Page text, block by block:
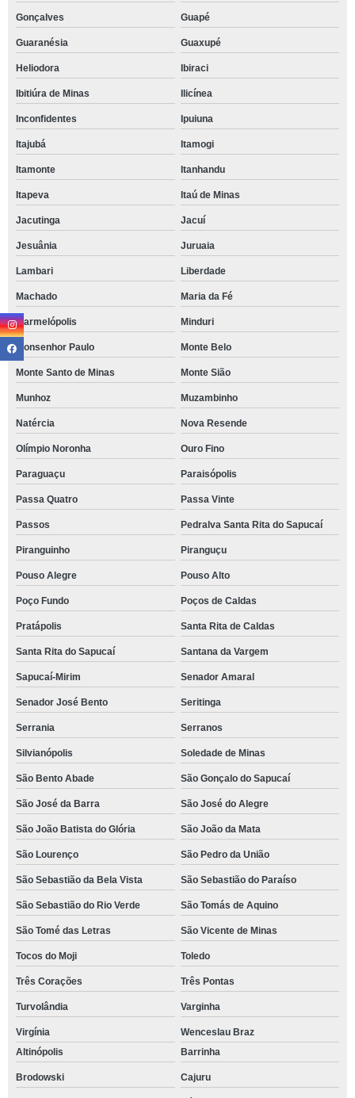
Gonçalves Guapé
Guaranésia Guaxupé
Heliodora Ibiraci
Ibitiúra de Minas Ilicínea
Inconfidentes Ipuiuna
Itajubá Itamogi
Itamonte Itanhandu
Itapeva Itaú de Minas
Jacutinga Jacuí
Jesuânia Juruaia
Lambari Liberdade
Machado Maria da Fé
Marmelópolis Minduri
Monsenhor Paulo Monte Belo
Monte Santo de Minas Monte Sião
Munhoz Muzambinho
Natércia Nova Resende
Olímpio Noronha Ouro Fino
Paraguaçu Paraisópolis
Passa Quatro Passa Vinte
Passos Pedralva Santa Rita do Sapucaí
Piranguinho Piranguçu
Pouso Alegre Pouso Alto
Poço Fundo Poços de Caldas
Pratápolis Santa Rita de Caldas
Santa Rita do Sapucaí Santana da Vargem
Sapucaí-Mirim Senador Amaral
Senador José Bento Seritinga
Serrania Serranos
Silvianópolis Soledade de Minas
São Bento Abade São Gonçalo do Sapucaí
São José da Barra São José do Alegre
São João Batista do Glória São João da Mata
São Lourenço São Pedro da União
São Sebastião da Bela Vista São Sebastião do Paraíso
São Sebastião do Rio Verde São Tomás de Aquino
São Tomé das Letras São Vicente de Minas
Tocos do Moji Toledo
Três Corações Três Pontas
Turvolândia Varginha
Virgínia
Wenceslau Braz
Altinópolis
Barrinha
Brodowski Cajuru